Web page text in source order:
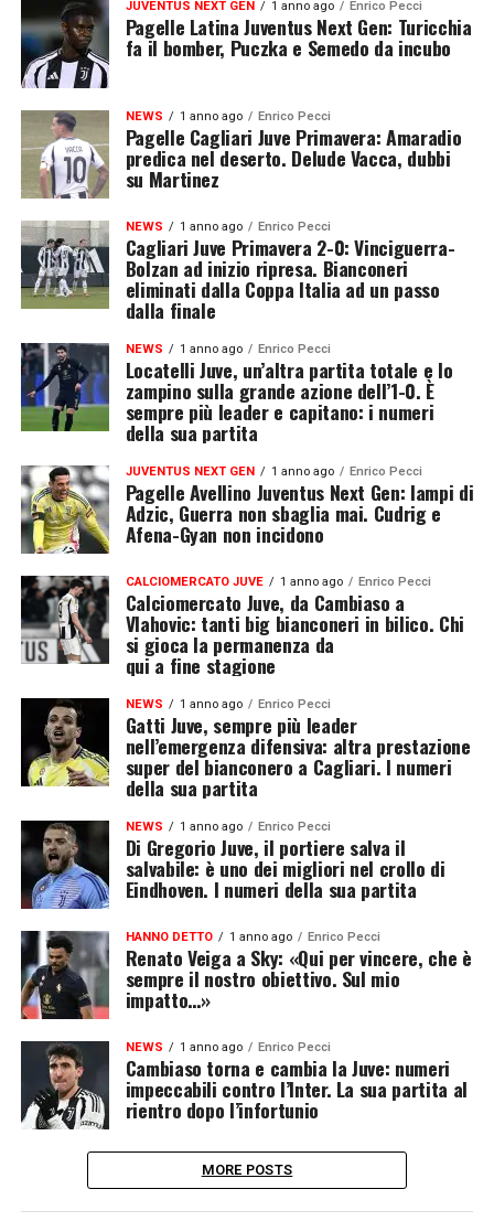
JUVENTUS NEXT GEN 1 anno ago Enrico Pecci
Pagelle Latina Juventus Next Gen: Turicchia
fa il bomber, Puczka e Semedo da incubo
NEWS 1 anno ago Enrico Pecci
Pagelle Cagliari Juve Primavera: Amaradio
predica nel deserto. Delude Vacca, dubbi
su Martinez
NEWS 1 anno ago Enrico Pecci
Cagliari Juve Primavera 2-0: Vinciguerra-
Bolzan ad inizio ripresa. Bianconeri
eliminati dalla Coppa Italia ad un passo
dalla finale
NEWS 1 anno ago Enrico Pecci
Locatelli Juve, un’altra partita totale e lo
zampino sulla grande azione dell’1-0. È
sempre più leader e capitano: i numeri
della sua partita
JUVENTUS NEXT GEN 1 anno ago Enrico Pecci
Pagelle Avellino Juventus Next Gen: lampi di
Adzic, Guerra non sbaglia mai. Cudrig e
Afena-Gyan non incidono
CALCIOMERCATO JUVE 1 anno ago Enrico Pecci
Calciomercato Juve, da Cambiaso a
Vlahovic: tanti big bianconeri in bilico. Chi
si gioca la permanenza da
qui a fine stagione
NEWS 1 anno ago Enrico Pecci
Gatti Juve, sempre più leader
nell’emergenza difensiva: altra prestazione
super del bianconero a Cagliari. I numeri
della sua partita
NEWS 1 anno ago Enrico Pecci
Di Gregorio Juve, il portiere salva il
salvabile: è uno dei migliori nel crollo di
Eindhoven. I numeri della sua partita
HANNO DETTO 1 anno ago Enrico Pecci
Renato Veiga a Sky: «Qui per vincere, che è
sempre il nostro obiettivo. Sul mio
impatto…»
NEWS 1 anno ago Enrico Pecci
Cambiaso torna e cambia la Juve: numeri
impeccabili contro l’Inter. La sua partita al
rientro dopo l’infortunio
MORE POSTS